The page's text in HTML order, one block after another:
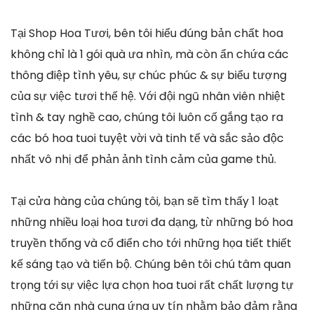
Tại Shop Hoa Tươi, bên tôi hiểu đúng bản chất hoa
không chỉ là 1 gói quà ưa nhìn, mà còn ẩn chứa các
thông điệp tình yêu, sự chúc phúc & sự biểu tượng
của sự việc tươi thế hệ. Với đội ngũ nhân viên nhiệt
tình & tay nghề cao, chúng tôi luôn cố gắng tạo ra
các bó hoa tuoi tuyệt vời và tinh tế và sắc sảo độc
nhất vô nhị để phản ảnh tình cảm của game thủ.
Tại cửa hàng của chúng tôi, bạn sẽ tìm thấy 1 loạt
những nhiều loại hoa tươi đa dạng, từ những bó hoa
truyền thống và cổ điển cho tới những họa tiết thiết
kế sáng tạo và tiến bộ. Chúng bên tôi chú tâm quan
trọng tới sự việc lựa chọn hoa tuoi rất chất lượng tự
những căn nhà cung ứng uy tín nhằm bảo đảm rằng